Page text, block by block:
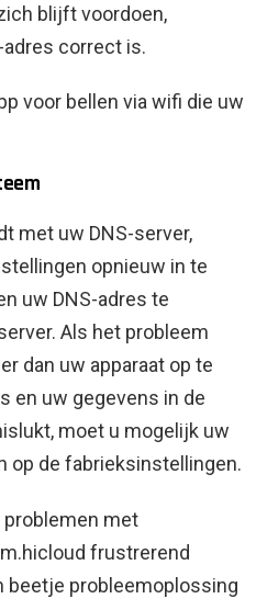
blijft voordoen,
correct is.
voor bellen via wifi die uw
met uw DNS-server,
opnieuw in te
uw DNS-adres te
Als het probleem
dan uw apparaat op te
en uw gegevens in de
moet u mogelijk uw
op de fabrieksinstellingen.
problemen met
frustrerend
beetje probleemoplossing